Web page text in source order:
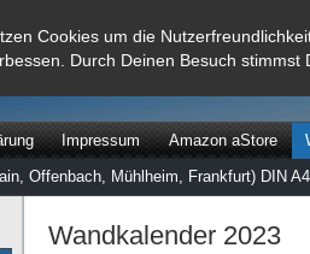
Cookies um die
Durch Deinen Besuch stimmst
mal
Impressum Amazon aStore
Offenbach, Mühlheim, Frankfurt) DIN
Wandkalender 2023